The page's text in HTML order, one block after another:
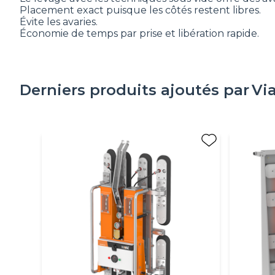
Placement exact puisque les côtés restent libres.
Évite les avaries.
Économie de temps par prise et libération rapide.
Derniers produits ajoutés par